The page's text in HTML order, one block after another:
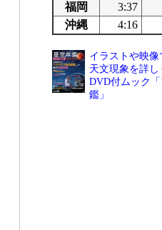
福岡
3:37
沖縄
4:16
イラストや映像
天文現象を詳し
DVD付ムック
鑑」